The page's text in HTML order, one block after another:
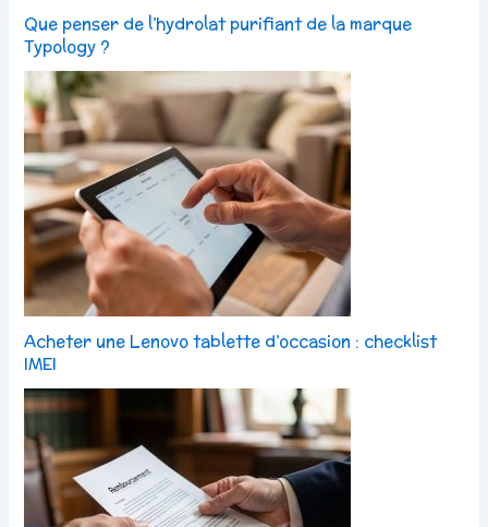
Que penser de l’hydrolat purifiant de la marque
Typology ?
Acheter une Lenovo tablette d’occasion : checklist
IMEI